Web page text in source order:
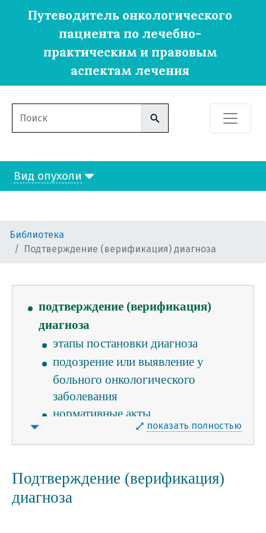
Путеводитель онкологического
пациента по лечебно-
практическим и правовым
аспектам лечения
Вид опухоли
Библиотека
Подтверждение (верификация) диагноза
подтверждение (верификация)
диагноза
этапы постановки диагноза
подозрение или выявление у
больного онкологического
заболевания
нормативные акты
молекулярно-генетическое
тестирование: что это и зачем об
показать полностью
Подтверждение (верификация)
диагноза